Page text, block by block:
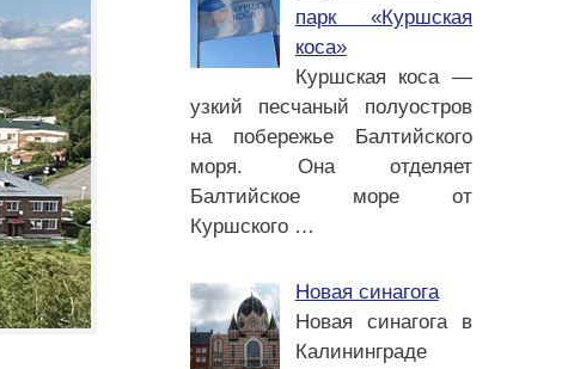
парк «Куршская
коса»
Куршская коса —
узкий песчаный полуостров
на побережье Балтийского
моря. Она отделяет
Балтийское море от
Куршского …
Новая синагога
Новая синагога в
Калининграде